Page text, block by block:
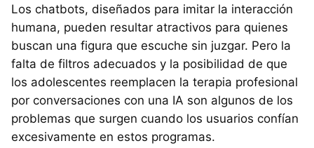
Los chatbots, diseñados para imitar la interacción
humana, pueden resultar atractivos para quienes
buscan una figura que escuche sin juzgar. Pero la
falta de filtros adecuados y la posibilidad de que
los adolescentes reemplacen la terapia profesional
por conversaciones con una IA son algunos de los
problemas que surgen cuando los usuarios confían
excesivamente en estos programas.